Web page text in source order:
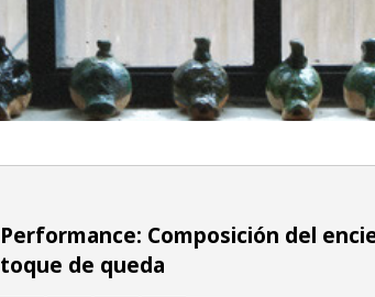
Performance: Composición del
toque de queda